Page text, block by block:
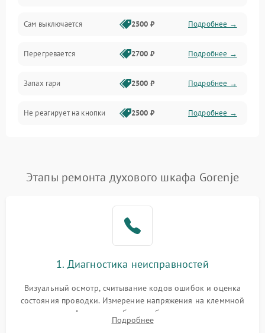
Сам выключается 2500 ₽ Подробнее →
Перегревается 2700 ₽ Подробнее →
Запах гари 2500 ₽ Подробнее →
Не реагирует на кнопки 2500 ₽ Подробнее →
Этапы ремонта духового шкафа Gorenje
1. Диагностика неисправностей
Визуальный осмотр, считывание кодов ошибок и оценка
состояния проводки. Измерение напряжения на клеммной
колодке. Анализ жалоб на проблемы с нагревом,
конвекцией, панелью управления или блокировкой дверцы.
Подробнее